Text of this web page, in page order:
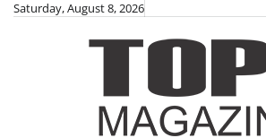
SkipSaturday, August 8, 2026